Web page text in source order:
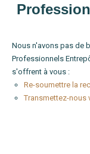
Nous n'avons pas de
Professionnels
s'offrent à vous :
Re-soumettre la
Transmettez-nous